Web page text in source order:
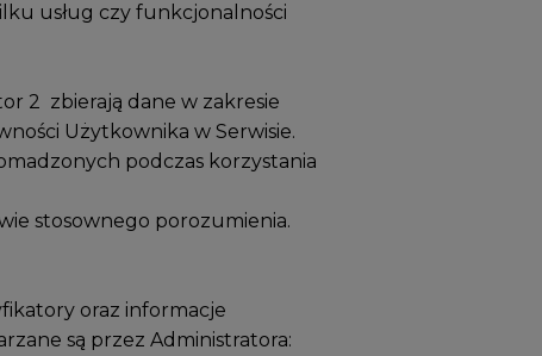
usług czy funkcjonalności
2 zbierają dane w zakresie
Użytkownika w Serwisie.
podczas korzystania
stosownego porozumienia.
oraz informacje
są przez Administratora: